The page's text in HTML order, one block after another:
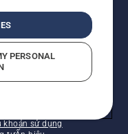
khoản sử dụng
PERSONAL